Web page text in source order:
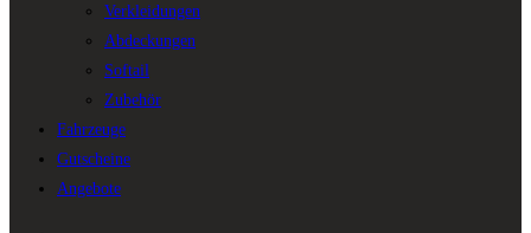
Verkleidungen
Abdeckungen
Softail
Zubehör
Fahrzeuge
Gutscheine
Angebote